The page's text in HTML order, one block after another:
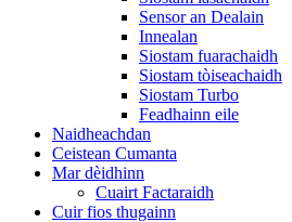
Sensor an Dealain
Innealan
Siostam fuarachaidh
Siostam tòiseachaidh
Siostam Turbo
Feadhainn eile
Naidheachdan
Ceistean Cumanta
Mar dèidhinn
Cuairt Factaraidh
Cuir fios thugainn